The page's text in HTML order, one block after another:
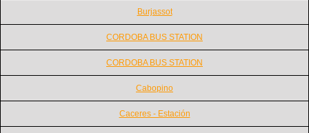
Burjassot
CORDOBA BUS STATION
CORDOBA BUS STATION
Cabopino
Caceres - Estación